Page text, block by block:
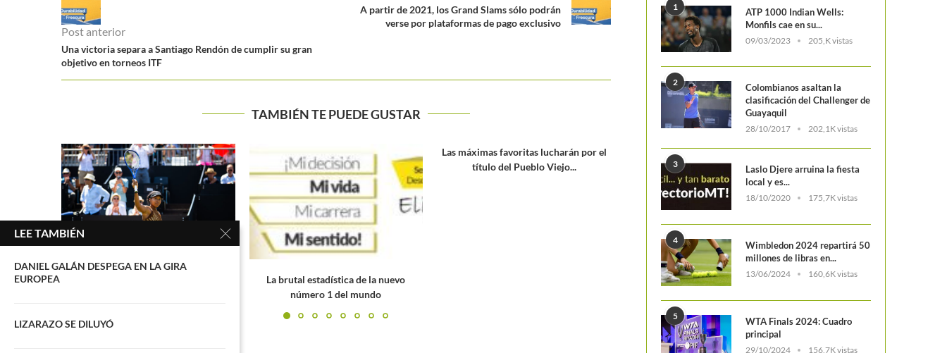
Post anterior
Una victoria separa a Santiago Rendón de cumplir su gran
objetivo en torneos ITF
A partir de 2021, los Grand Slams sólo podrán
verse por plataformas de pago exclusivo
TAMBIÉN TE PUEDE GUSTAR
Naomi
Las máximas favoritas lucharán por el
título del Pueblo Viejo...
Lista de entrada masculina para el
Australian Open 2020
El insulto de Medvedev al juez de silla
Actualización: Nick
1
ATP 1000 Indian Wells:
Monfils cae en su...
09/03/2023 205,K vistas
2
Colombianos asaltan la
clasificación del Challenger de
Guayaquil
28/10/2017 202,1K vistas
3
Laslo Djere arruina la fiesta
local y es...
18/10/2020 175,7K vistas
4
Wimbledon 2024 repartirá 50
millones de libras en...
13/06/2024 160,6K vistas
5
WTA Finals 2024: Cuadro
principal
29/10/2024 156,7K vistas
LEE TAMBIÉN
DANIEL GALÁN DESPEGA EN LA GIRA
EUROPEA
LIZARAZO SE DILUYÓ